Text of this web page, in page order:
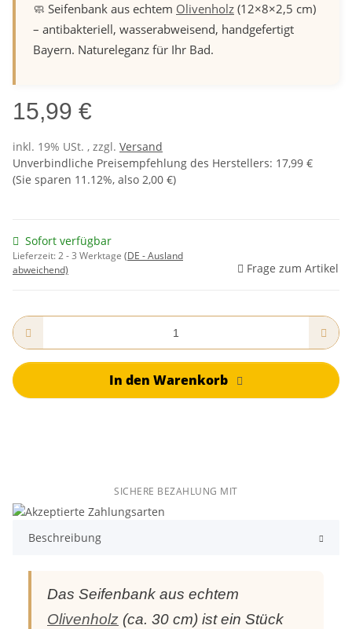
🧼 Seifenbank aus echtem Olivenholz (12×8×2,5 cm)
– antibakteriell, wasserabweisend, handgefertigt
Bayern. Natureleganz für Ihr Bad.
15,99 €
inkl. 19% USt. , zzgl. Versand
Unverbindliche Preisempfehlung des Herstellers: 17,99 €
(Sie sparen 11.12%, also 2,00 €)
Sofort verfügbar
Lieferzeit:2 - 3 Werktage (DE - Ausland
abweichend)
Frage zum Artikel
In den Warenkorb
SICHERE BEZAHLUNG MIT
Beschreibung
Das Seifenbank aus echtem
Olivenholz (ca. 30 cm) ist ein Stück